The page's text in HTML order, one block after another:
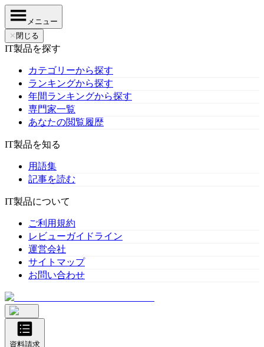
メニュー
✕ 閉じる
IT製品を探す
カテゴリーから探す
ランキングから探す
年間ランキングから探す
専門家一覧
あなたの閲覧履歴
IT製品を知る
用語集
記事を読む
IT製品について
ご利用規約
レビューガイドライン
運営会社
サイトマップ
お問い合わせ
資料請求